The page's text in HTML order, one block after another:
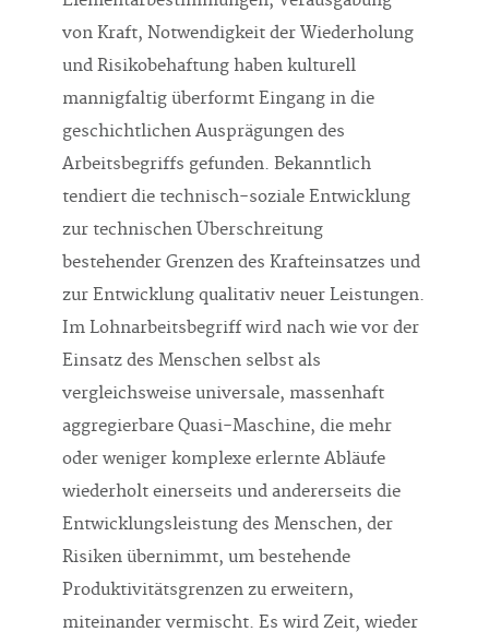
von Kraft, Notwendigkeit der Wiederholung
und Risikobehaftung haben kulturell
mannigfaltig überformt Eingang in die
geschichtlichen Ausprägungen des
Arbeitsbegriffs gefunden. Bekanntlich
tendiert die technisch-soziale Entwicklung
zur technischen Überschreitung
bestehender Grenzen des Krafteinsatzes und
zur Entwicklung qualitativ neuer Leistungen.
Im Lohnarbeitsbegriff wird nach wie vor der
Einsatz des Menschen selbst als
vergleichsweise universale, massenhaft
aggregierbare Quasi-Maschine, die mehr
oder weniger komplexe erlernte Abläufe
wiederholt einerseits und andererseits die
Entwicklungsleistung des Menschen, der
Risiken übernimmt, um bestehende
Produktivitätsgrenzen zu erweitern,
miteinander vermischt. Es wird Zeit, wieder